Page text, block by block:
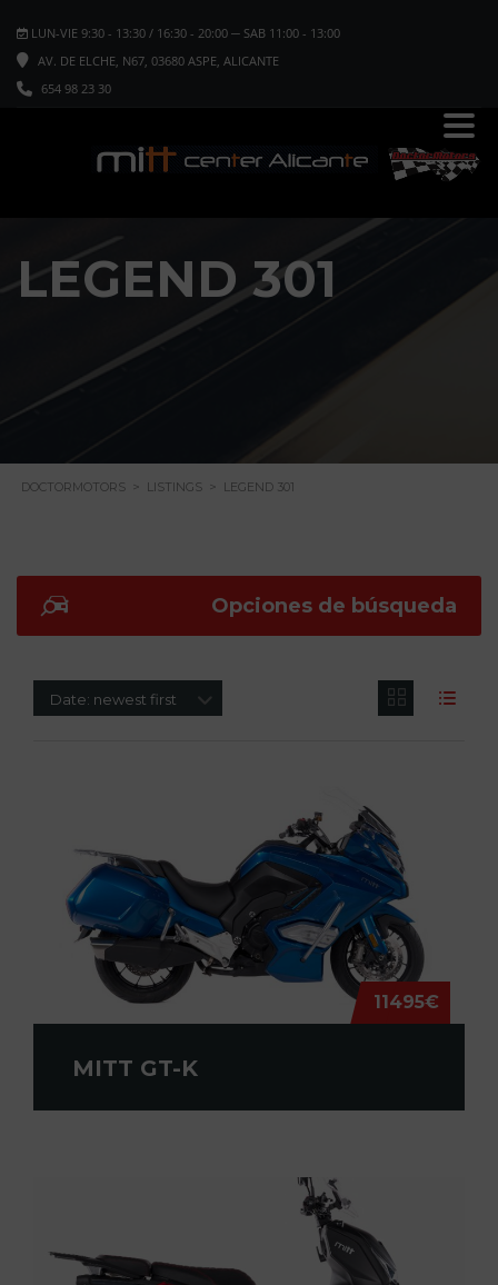
LUN-VIE 9:30 - 13:30 / 16:30 - 20:00 ─ SAB 11:00 - 13:00
AV. DE ELCHE, N67, 03680 ASPE, ALICANTE
654 98 23 30
LEGEND 301
DOCTORMOTORS > LISTINGS > LEGEND 301
Opciones de búsqueda
Date: newest first
11495€
MITT GT-K